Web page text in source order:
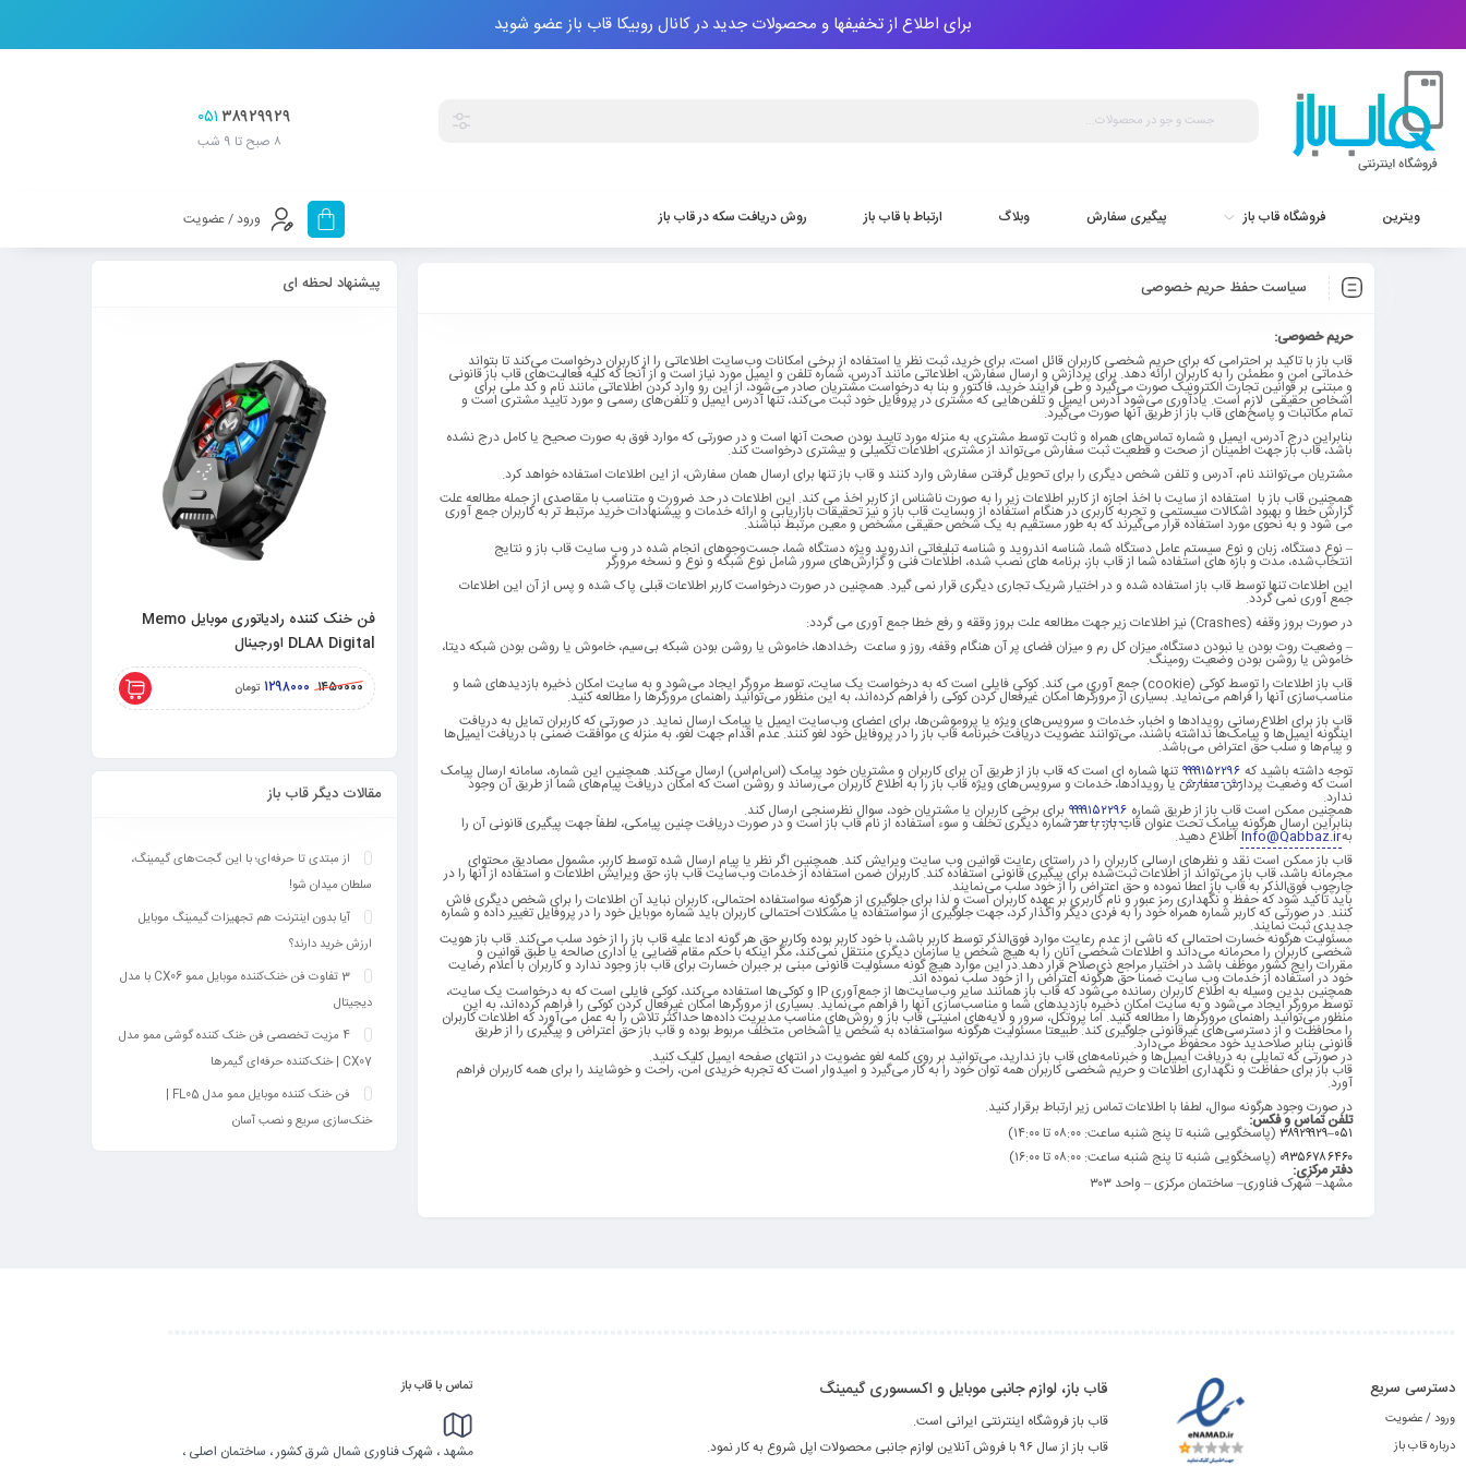
برای اطلاع از تخفیفها و محصولات جدید در کانال روبیکا قاب باز عضو شوید
۳۸۹۲۹۹۲۹۰۵۱
۸ صبح تا 9 شب
ویترین فروشگاه قاب باز پیگیری سفارش وبلاگ ارتباط با قاب باز روش دریافت سکه‌ در قاب باز ورود / عضویت
سیاست حفظ حریم خصوصی
حریم خصوصی:
قاب باز با تاکید بر احترامی که برای حریم شخصی کاربران قائل است، برای خرید، ثبت نظر یا استفاده از برخی امکانات وب‌سایت اطلاعاتی را از کاربران درخواست می‌کند تا بتواند
خدماتی امن و مطمئن را به کاربران ارائه دهد. برای پردازش و ارسال سفارش، اطلاعاتی مانند آدرس، شماره تلفن و ایمیل مورد نیاز است و از آنجا که کلیه فعالیت‌های قاب باز قانونی
و مبتنی بر قوانین تجارت الکترونیک صورت می‌گیرد و طی فرایند خرید، فاکتور و بنا به درخواست مشتریان صادر می‌شود، از این رو وارد کردن اطلاعاتی مانند نام و کد ملی برای
اشخاص حقیقی لازم است. یادآوری می‌شود آدرس ایمیل و تلفن‌هایی که مشتری در پروفایل خود ثبت می‌کند، تنها آدرس ایمیل و تلفن‌های رسمی و مورد تایید مشتری است و
تمام مکاتبات و پاسخ‌های قاب باز از طریق آنها صورت می‌گیرد.
بنابراین درج آدرس، ایمیل و شماره تماس‌های همراه و ثابت توسط مشتری، به منزله مورد تایید بودن صحت آنها است و در صورتی که موارد فوق به صورت صحیح یا کامل درج نشده
باشد، قاب باز جهت اطمینان از صحت و قطعیت ثبت سفارش می‌تواند از مشتری، اطلاعات تکمیلی و بیشتری درخواست کند.
مشتریان می‌توانند نام، آدرس و تلفن شخص دیگری را برای تحویل گرفتن سفارش وارد کنند و قاب باز تنها برای ارسال همان سفارش، از این اطلاعات استفاده خواهد کرد.
همچنین قاب باز با استفاده از سایت با اخذ اجازه از کاربر اطلاعات زیر را به صورت ناشناس از کاربر اخذ می کند. این اطلاعات در حد ضرورت و متناسب با مقاصدی از جمله مطالعه علت
گزارش خطا و بهبود اشکالات سیستمی و تجربه کاربری در هنگام استفاده از وبسایت قاب باز و نیز تحقیقات بازاریابی و ارائه خدمات و پیشنهادات خرید مرتبط تر به کاربران جمع آوری
می شود و به نحوی مورد استفاده قرار می‌گیرند که به طور مستقیم به یک شخص حقیقی مشخص و معین مرتبط نباشند.
– نوع دستگاه، زبان و نوع سیستم عامل دستگاه شما، شناسه اندروید و شناسه تبلیغاتی اندروید ویژه دستگاه شما، جست‌وجوهای انجام شده در وب سایت قاب باز و نتایج
انتخاب‌شده، مدت و بازه های استفاده شما از قاب باز، برنامه های نصب شده، اطلاعات فنی و گزارش‌های سرور شامل نوع شبکه و نوع و نسخه مرورگر
این اطلاعات تنها توسط قاب باز استفاده شده و در اختیار شریک تجاری دیگری قرار نمی گیرد. همچنین در صورت درخواست کاربر اطلاعات قبلی پاک شده و پس از آن این اطلاعات
جمع آوری نمی گردد.
در صورت بروز وقفه (Crashes) نیز اطلاعات زیر جهت مطالعه علت بروز وققه و رفع خطا جمع آوری می گردد:
– وضعیت روت بودن یا نبودن دستگاه، میزان کل رم و میزان فضای پر آن هنگام وقفه، روز و ساعت رخدادها، خاموش یا روشن بودن شبکه بی‌سیم، خاموش یا روشن بودن شبکه دیتا،
خاموش یا روشن بودن وضعیت رومینگ.
قاب باز اطلاعات را توسط کوکی (cookie) جمع آوری می کند. کوکی فایلی است که به درخواست یک سایت، توسط مرورگر ایجاد می‌شود و به سایت امکان ذخیره بازدید‌های شما و
مناسب‌سازی آنها را فراهم می‌نماید. بسیاری از مرورگرها امکان غیرفعال کردن کوکی را فراهم کرده‌اند، به این منظور می‌توانید راهنمای مرورگرها را مطالعه کنید.
قاب باز برای اطلاع‌رسانی رویدادها و اخبار، خدمات و سرویس‌های ویژه یا پروموشن‌ها، برای اعضای وب‌سایت ایمیل یا پیامک ارسال نماید. در صورتی که کاربران تمایل به دریافت
اینگونه ایمیل‌ها و پیامک‌ها نداشته باشند، می‌توانند عضویت دریافت خبرنامه قاب باز را در پروفایل خود لغو کنند. عدم اقدام جهت لغو، به منزله ی موافقت ضمنی با دریافت ایمیل‌ها
و پیام‌ها و سلب حق اعتراض می‌باشد.
توجه داشته باشید که ۹۹۹۹۱۵۲۲۹۶ تنها شماره ای است که قاب باز از طریق آن برای کاربران و مشتریان خود پیامک (اس‌ام‌اس) ارسال می‌کند. همچنین این شماره‌‌، سامانه ارسال پیامک
است که وضعیت پردازش سفارش یا رویدادها، خدمات و سرویس‌های ویژه قاب باز را به اطلاع کاربران می‌رساند و روشن است که امکان دریافت پیام‌های شما از طریق آن وجود
ندارد.
همچنین ممکن است قاب باز از طریق شماره ۹۹۹۹۱۵۲۲۹۶ برای برخی کاربران یا مشتریان خود، سوال نظرسنجی ارسال کند.
بنابراین ارسال هرگونه پیامک تحت عنوان قاب باز، با هر شماره دیگری تخلف و سوء استفاده از نام قاب باز است و در صورت دریافت چنین پیامکی، لطفاً جهت پیگیری قانونی آن را
بهInfo@Qabbaz.irاطلاع دهید.
قاب باز ممکن است نقد و نظرهای ارسالی کاربران را در راستای رعایت قوانین وب سایت ویرایش کند. همچنین اگر نظر یا پیام ارسال شده توسط کاربر، مشمول مصادیق محتوای
مجرمانه باشد، قاب باز می‌تواند از اطلاعات ثبت‌شده برای پیگیری قانونی استفاده کند.کاربران ضمن استفاده از خدمات وب‌سایت قاب باز، حق ویرایش اطلاعات و استفاده از آنها را در
چارچوب فوق‌الذکر به قاب باز اعطا نموده و حق اعتراض را از خود سلب می‌نمایند.
باید تاکید شود که حفظ و نگهداری رمز عبور و نام کاربری بر عهده کاربران است و لذا برای جلوگیری از هرگونه سواستفاده احتمالی، کاربران نباید آن اطلاعات را برای شخص دیگری فاش
کنند. در صورتی که کاربر شماره همراه خود را به فردی دیگر واگذار کرد، جهت جلوگیری از سواستفاده یا مشکلات احتمالی کاربران باید شماره موبایل خود را در پروفایل تغییر داده و شماره
جدیدی ثبت نمایند.
مسئولیت هرگونه خسارت احتمالی که ناشی از عدم رعایت موارد فوق‌الذکر توسط کاربر باشد، با خود کاربر بوده وکاربر حق هر گونه ادعا علیه قاب باز را از خود سلب می‌کند. قاب باز هویت
شخصی کاربران را محرمانه می‌داند و اطلاعات شخصی آنان را به هیچ شخص یا سازمان دیگری منتقل نمی‌کند، مگر اینکه با حکم مقام قضایی یا اداری صالحه یا طبق قوانین و
مقررات رایج کشور موظف باشد در اختیار مراجع ذی‌صلاح قرار دهد.در این موارد هیچ گونه مسئولیت قانونی مبنی بر جبران خسارت برای قاب باز وجود ندارد و کاربران با اعلام رضایت
خود در استفاده از خدمات وب سایت ضمنا حق هرگونه اعتراض را از خود سلب نموده اند.
همچنین بدین وسیله به اطلاع کاربران رسانده می‌شود که قاب باز همانند سایر وب‌سایت‌ها از جمع‌آوری و کوکی‌ها استفاده می‌کند، کوکی فایلی است که به درخواست یک سایت،
توسط مرورگر ایجاد می‌شود و به سایت امکان ذخیره بازدید‌های شما و مناسب‌سازی آنها را فراهم می‌نماید. بسیاری از مرورگرها امکان غیرفعال کردن کوکی را فراهم کرده‌اند، به این
منظور می‌توانید راهنمای مرورگرها را مطالعه کنید.اما پروتکل، سرور و لایه‌های امنیتی قاب باز و روش‌های مناسب مدیریت داده‌ها حداکثر تلاش را به عمل می‌آورد که اطلاعات کاربران
را محافظت و از دسترسی‌های غیرقانونی جلوگیری کند.طبیعتا مسئولیت هرگونه سواستفاده به شخص یا اشخاص متخلف مربوط بوده و قاب باز حق اعتراض و پیگیری را از طریق
قانونی بنابر صلاحدید خود محفوظ می‌دارد.
در صورتی که تمایلی به دریافت ایمیل‌ها و خبرنامه‌های قاب باز ندارید، می‌توانید بر روی کلمه لغو عضویت در انتهای صفحه ایمیل کلیک کنید.
قاب باز برای حفاظت و نگهداری اطلاعات و حریم شخصی کاربران همه توان خود را به کار می‌گیرد و امیدوار است که تجربه خریدی امن، راحت و خوشایند را برای همه کاربران فراهم
آورد.
در صورت وجود هرگونه سوال، لطفا با اطلاعات تماس زیر ارتباط برقرار کنید.
تلفن تماسوفکس:
۰۵۱–۳۸۹۲۹۹۲۹ (پاسخگویی شنبه تا پنج شنبه ساعت: ۰۸:۰۰ تا ۱۴:۰۰
)
۰۹۳۵۶۷۸۶۴۶۰ (پاسخگویی شنبه تا پنج شنبه ساعت: ۰۸:۰۰ تا ۱۶:۰۰)
دفترمرکزی:
مشهد– شهرک فناوری– ساختمان مرکزی– واحد ۳۰۳
پیشنهاد لحظه ای
فن خنک کننده رادیاتوری موبایل Memo
DLA8 Digital اورجینال
۱۴۵۰۰۰۰ ۱۲۹۸۰۰۰ تومان
مقالات دیگر قاب باز
از مبتدی تا حرفه‌ای؛ با این گجت‌های گیمینگ،
سلطان میدان شو!
آیا بدون اینترنت هم تجهیزات گیمینگ موبایل
ارزش خرید دارند؟
3 تفاوت فن خنک‌کننده موبایل ممو CX06 با مدل
دیجیتال
4 مزیت تخصصی فن خنک کننده گوشی ممو مدل
CX07 | خنک‌کننده حرفه‌ای گیمرها
فن خنک کننده موبایل ممو مدل FL05 |
خنک‌سازی سریع و نصب آسان
دسترسی سریع
ورود / عضویت
درباره قاب باز
قاب باز، لوازم جانبی موبایل و اکسسوری گیمینگ
قاب باز فروشگاه اینترنتی ایرانی است.
قاب باز از سال ۹۶ با فروش آنلاین لوازم جانبی محصولات اپل شروع به کار نمود.
تماس با قاب باز
مشهد ، شهرک فناوری شمال شرق کشور ، ساختمان اصلی ،